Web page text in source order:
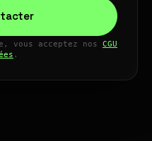
vous acceptez nos CGU
.